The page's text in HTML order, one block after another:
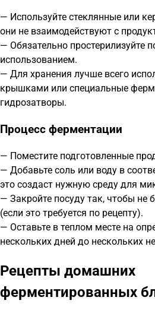
— Используйте стеклянные или
они не взаимодействуют с
— Обязательно простерилизуйте
использованием.
— Для хранения лучше всего
крышками или специальные
гидрозатворы.
Процесс ферментации
— Поместите подготовленные
— Добавьте соль или воду в
это создаст нужную среду для
— Закройте посуду так, чтобы не
(если это требуется по рецепту).
— Оставьте в теплом месте на
нескольких дней до нескольких
Рецепты домашних
ферментированных